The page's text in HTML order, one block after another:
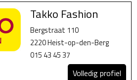
Takko Fashion
Bergstraat 110
2220 Heist-op-den-Berg
015 43 45 37
Volledig profiel